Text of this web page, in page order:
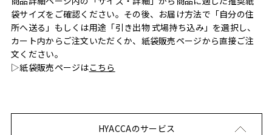
袋サイズをご確認ください。その後、お届け方法で「自分の住
所へ送る」もしくは用途「引き出物 式場持ち込み」を選択し、
カート内からご注文いただくか、紙袋販売ページから直接ご注
文ください。
▷紙袋販売ページはこちら
HYACCAのサービス